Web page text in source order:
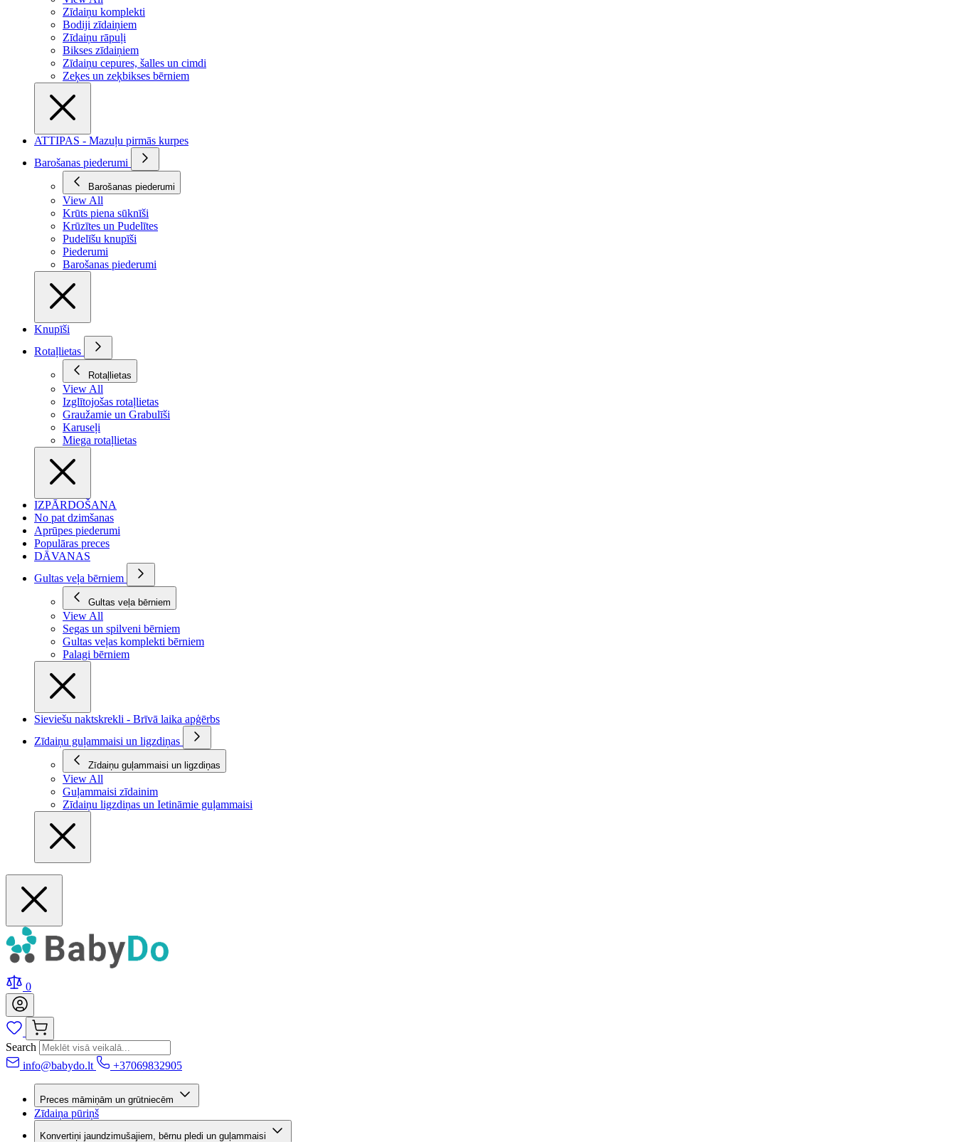
Zīdaiņu komplekti
Bodiji zīdaiņiem
Zīdaiņu rāpuļi
Bikses zīdaiņiem
Zīdaiņu cepures, šalles un cimdi
Zeķes un zeķbikses bērniem
ATTIPAS - Mazuļu pirmās kurpes
Barošanas piederumi
Barošanas piederumi
View All
Krūts piena sūknīši
Krūzītes un Pudelītes
Pudelīšu knupīši
Piederumi
Barošanas piederumi
Knupīši
Rotaļlietas
Rotaļlietas
View All
Izglītojošas rotaļlietas
Graužamie un Grabulīši
Karuseļi
Miega rotaļlietas
IZPĀRDOŠANA
No pat dzimšanas
Aprūpes piederumi
Populāras preces
DĀVANAS
Gultas veļa bērniem
Gultas veļa bērniem
View All
Segas un spilveni bērniem
Gultas veļas komplekti bērniem
Palagi bērniem
Sieviešu naktskrekli - Brīvā laika apģērbs
Zīdaiņu guļammaisi un ligzdiņas
Zīdaiņu guļammaisi un ligzdiņas
View All
Guļammaisi zīdainim
Zīdaiņu ligzdiņas un Ietināmie guļammaisi
0
Search
info@babydo.lt
+37069832905
Preces māmiņām un grūtniecēm
Zīdaiņa pūriņš
Konvertiņi jaundzimušajiem, bērnu pledi un guļammaisi